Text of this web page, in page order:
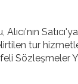
tur
Sözleşmeler